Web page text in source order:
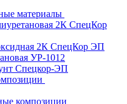
материалы
2К СпецКор
2К СпецКор ЭП
УР-1012
Спецкор-ЭП
композиции